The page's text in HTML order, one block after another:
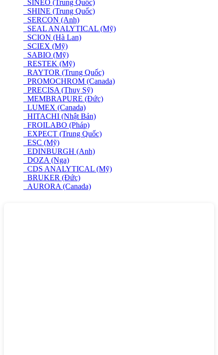
SINEO (Trung Quốc)
SHINE (Trung Quốc)
SERCON (Anh)
SEAL ANALYTICAL (Mỹ)
SCION (Hà Lan)
SCIEX (Mỹ)
SABIO (Mỹ)
RESTEK (Mỹ)
RAYTOR (Trung Quốc)
PROMOCHROM (Canada)
PRECISA (Thuỵ Sỹ)
MEMBRAPURE (Đức)
LUMEX (Canada)
HITACHI (Nhật Bản)
FROILABO (Pháp)
EXPECT (Trung Quốc)
ESC (Mỹ)
EDINBURGH (Anh)
DOZA (Nga)
CDS ANALYTICAL (Mỹ)
BRUKER (Đức)
AURORA (Canada)